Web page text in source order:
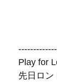
Play for
先日ロン